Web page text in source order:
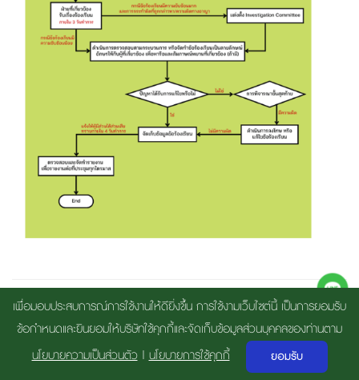
Copyright 2018 By THAI RUBBER LATEX GROUP PUBLIC COMPANY
LIMITED | ByGramick House
เพื่อมอบประสบการณ์การใช้งานให้ดียิ่งขึ้น การใช้งามเว็บไซต์นี้ เป็นการยอมรับ
ข้อกำหนดและยินยอมให้บริษัทใช้คุกกี้และจัดเก็บข้อมูลส่วนบุคคลของท่านตาม
นโยบายความเป็นส่วนตัว|นโยบายการใช้คุกกี้ ยอมรับ